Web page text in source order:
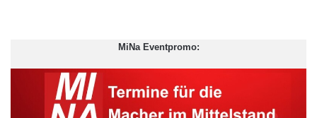
MiNa Eventpromo: